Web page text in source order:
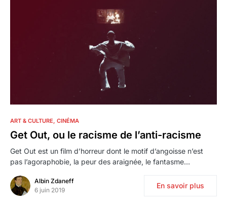
ART & CULTURE CINÉMA
Get Out, ou le racisme de l’anti-racisme
Get Out est un film d’horreur dont le motif d’angoisse n’est
pas l’agoraphobie, la peur des araignée, le fantasme…
Albin Zdaneff
6 juin 2019
En savoir plus